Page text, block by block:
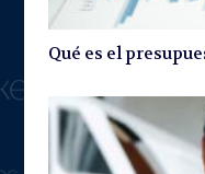
Qué es el